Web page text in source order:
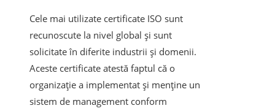
Cele mai utilizate certificate ISO sunt
recunoscute la nivel global și sunt
solicitate în diferite industrii și domenii.
Aceste certificate atestă faptul că o
organizație a implementat și menține un
sistem de management conform